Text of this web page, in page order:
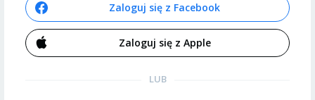
Zaloguj się z Facebook
Zaloguj się z Apple
LUB